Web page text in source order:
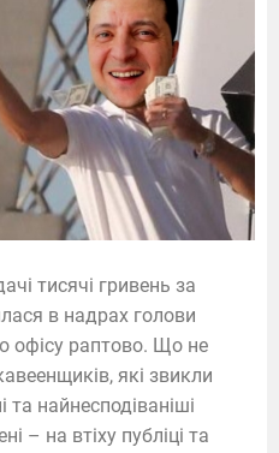
тисячі гривень за
в надрах голови
офісу раптово. Що не
які звикли
найнесподіваніші
– на втіху публіці та